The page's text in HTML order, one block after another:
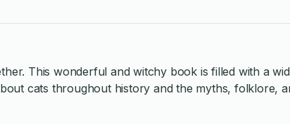
This wonderful and witchy book is filled with a
cats throughout history and the myths,